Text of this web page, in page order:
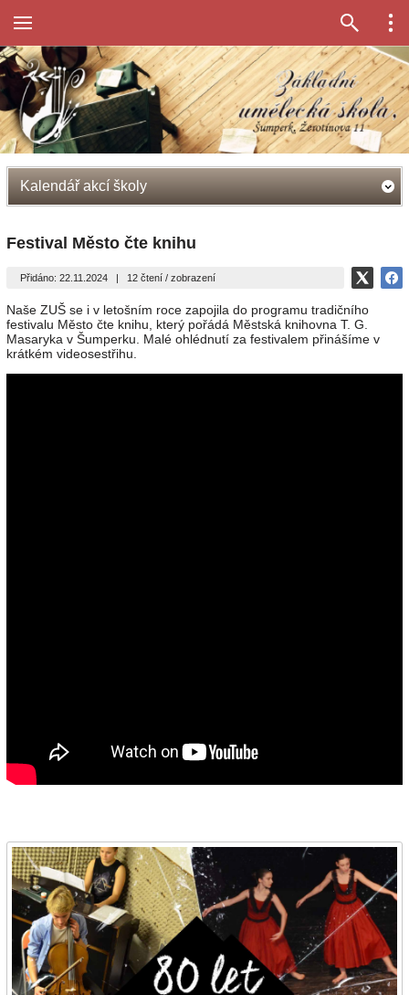
Kalendář akcí školy
Festival Město čte knihu
Přidáno: 22.11.2024 | 12 čtení / zobrazení
Naše ZUŠ se i v letošním roce zapojila do programu tradičního
festivalu Město čte knihu, který pořádá Městská knihovna T. G.
Masaryka v Šumperku. Malé ohlédnutí za festivalem přinášíme v
krátkém videosestřihu.